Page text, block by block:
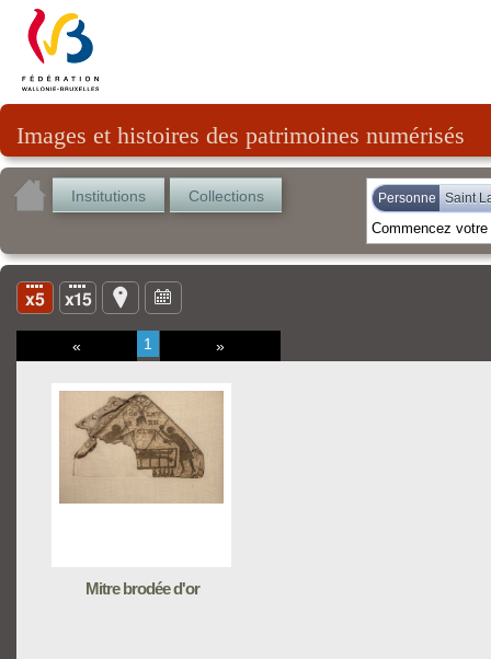
Images et histoires des patrimoines numérisés
Institutions Collections Personne Saint
« 1 »
Mitre brodée d'or